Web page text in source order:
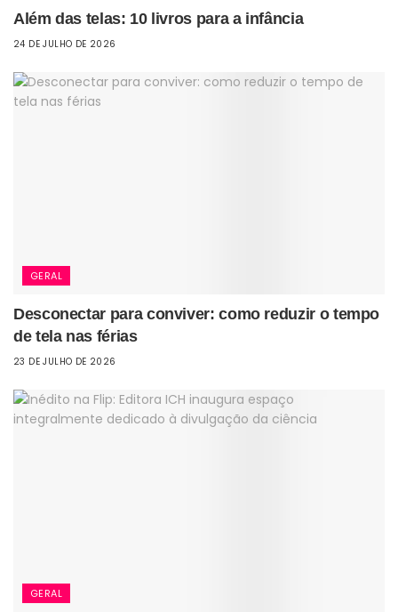
Além das telas: 10 livros para a infância
24 DE JULHO DE 2026
GERAL
Desconectar para conviver: como reduzir o tempo
de tela nas férias
23 DE JULHO DE 2026
GERAL